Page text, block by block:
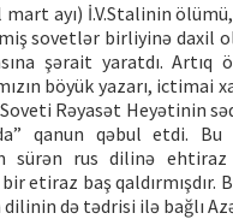
ayı) İ.V.Stalinin ölümü,
sovetlər birliyinə daxil
şərait yaratdı. Artıq
böyük yazarı, ictimai
Rəyasət Heyətinin
qanun qəbul etdi. Bu
sürən rus dilinə
etiraz baş qaldırmışdır.
də tədrisi ilə bağlı